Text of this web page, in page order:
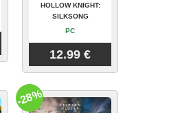
HOLLOW KNIGHT:
SILKSONG
PC
12.99 €
-28%